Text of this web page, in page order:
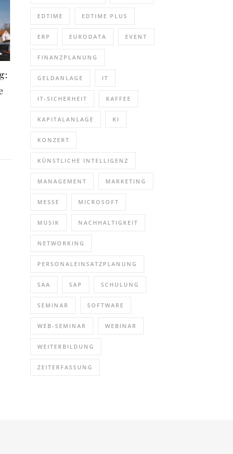
EDTIME EDTIME PLUS
ERP EURODATA EVENT
FINANZPLANUNG
GELDANLAGE IT
IT-SICHERHEIT KAFFEE
KAPITALANLAGE KI
KONZERT
KÜNSTLICHE INTELLIGENZ
MANAGEMENT MARKETING
MESSE MICROSOFT
MUSIK NACHHALTIGKEIT
NETWORKING
PERSONALEINSATZPLANUNG
SAA SAP SCHULUNG
SEMINAR SOFTWARE
WEB-SEMINAR WEBINAR
WEITERBILDUNG
ZEITERFASSUNG